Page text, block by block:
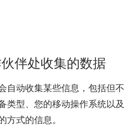
伴处收集的数据
自动收集某些信息，包括但不
类型、您的移动操作系统以及
式的信息。